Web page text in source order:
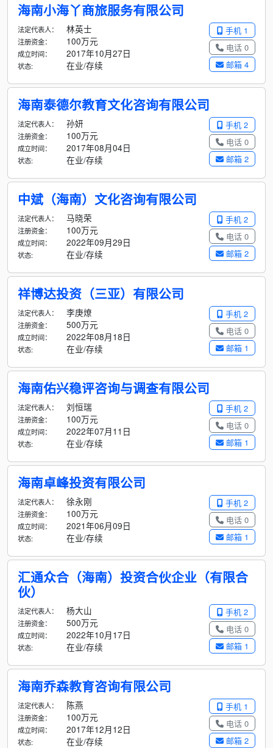
海南小海丫商旅服务有限公司
手机 1
电话 0
邮箱 4
法定代表人： 林英士
注册资金： 100万元
成立时间： 2017年10月27日
状态: 在业/存续
海南泰德尔教育文化咨询有限公司
手机 2
电话 0
邮箱 2
法定代表人： 孙妍
注册资金： 100万元
成立时间： 2017年08月04日
状态: 在业/存续
中斌（海南）文化咨询有限公司
手机 2
电话 0
邮箱 2
法定代表人： 马晓荣
注册资金： 100万元
成立时间： 2022年09月29日
状态: 在业/存续
祥博达投资（三亚）有限公司
手机 2
电话 0
邮箱 1
法定代表人： 李庚燎
注册资金： 500万元
成立时间： 2022年08月18日
状态: 在业/存续
海南佑兴稳评咨询与调查有限公司
手机 2
电话 0
邮箱 1
法定代表人： 刘恒瑞
注册资金： 100万元
成立时间： 2022年07月11日
状态: 在业/存续
海南卓峰投资有限公司
手机 2
电话 0
邮箱 1
法定代表人： 徐永刚
注册资金： 100万元
成立时间： 2021年06月09日
状态: 在业/存续
汇通众合（海南）投资合伙企业（有限合
伙）
手机 2
电话 0
邮箱 1
法定代表人： 杨大山
注册资金： 500万元
成立时间： 2022年10月17日
状态: 在业/存续
海南乔森教育咨询有限公司
手机 1
电话 0
邮箱 2
法定代表人： 陈燕
注册资金： 100万元
成立时间： 2017年12月12日
状态: 在业/存续